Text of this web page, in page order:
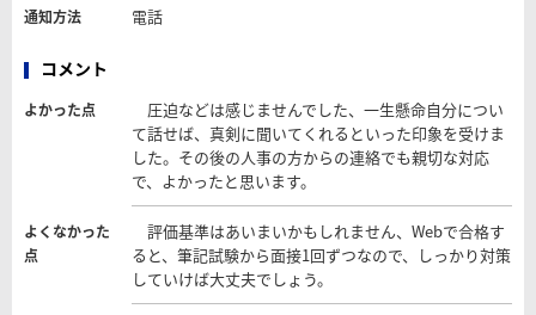
通知方法 電話
コメント
よかった点
圧迫などは感じませんでした、一生懸命自分につい
て話せば、真剣に聞いてくれるといった印象を受けま
した。その後の人事の方からの連絡でも親切な対応
で、よかったと思います。
よくなかった
点
評価基準はあいまいかもしれません、Webで合格す
ると、筆記試験から面接1回ずつなので、しっかり対策
していけば大丈夫でしょう。